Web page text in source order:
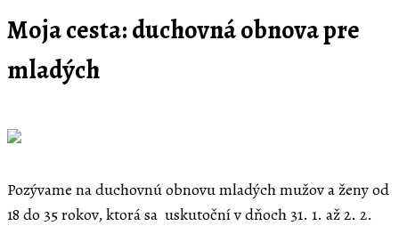
Moja cesta: duchovná obnova pre
mladých
Pozývame na duchovnú obnovu mladých mužov a ženy od
18 do 35 rokov, ktorá sa uskutoční v dňoch 31. 1. až 2. 2.